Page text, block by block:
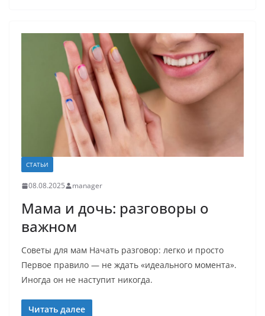
СТАТЬИ
08.08.2025 manager
Мама и дочь: разговоры о
важном
Советы для мам Начать разговор: легко и просто
Первое правило — не ждать «идеального момента».
Иногда он не наступит никогда.
Читать далее